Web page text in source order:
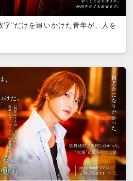
字”だけを追いかけた青年が、人を